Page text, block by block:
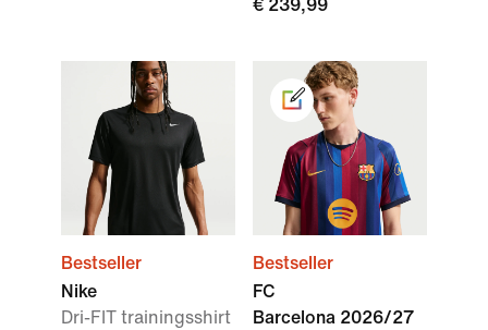
€ 239,99
Bestseller
Nike
Dri-FIT trainingsshirt
Bestseller
FC
Barcelona 2026/27